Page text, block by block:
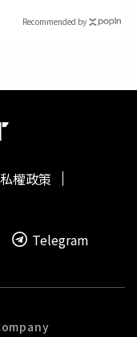
Recommended by
權政策
Telegram